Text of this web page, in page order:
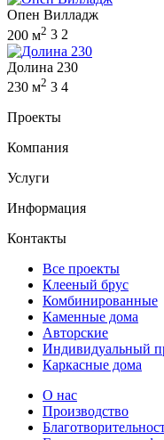
Опен Вилладж
200 м2 3 2
Долина 230
230 м2 3 4
Проекты
Компания
Услуги
Информация
Контакты
Все проекты
Клееный брус
Комбинированные
Каменные дома
Авторские
Индивидуальный
Каркасные дома
О нас
Производство